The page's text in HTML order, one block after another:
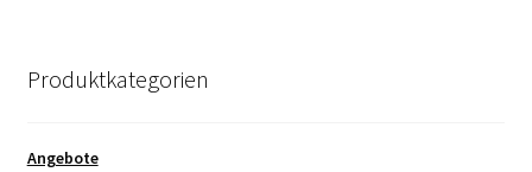
Produktkategorien
Angebote